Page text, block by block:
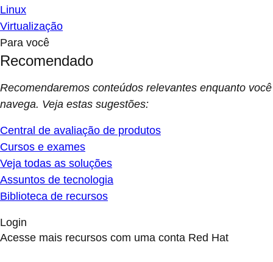
Linux
Virtualização
Para você
Recomendado
Recomendaremos conteúdos relevantes enquanto você
navega. Veja estas sugestões:
Central de avaliação de produtos
Cursos e exames
Veja todas as soluções
Assuntos de tecnologia
Biblioteca de recursos
Login
Acesse mais recursos com uma conta Red Hat